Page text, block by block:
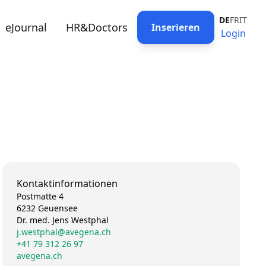
eJournal HR&Doctors Inserieren
DEFRIT
Login
Kontaktinformationen
Postmatte 4
6232 Geuensee
Dr. med. Jens Westphal
j.westphal@avegena.ch
+41 79 312 26 97
avegena.ch